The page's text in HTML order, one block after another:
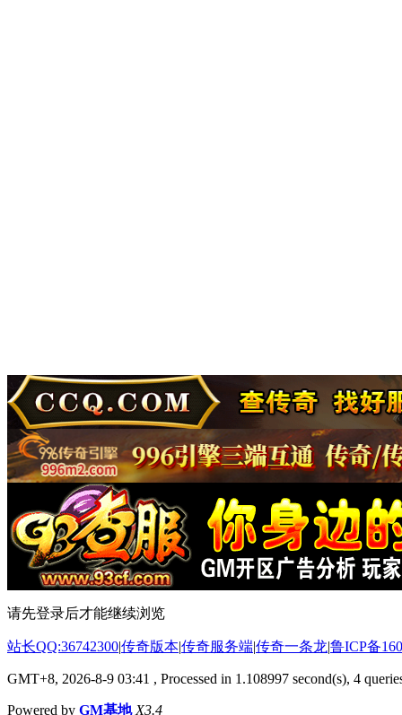
请先登录后才能继续浏览
站长QQ:36742300|传奇版本|传奇服务端|传奇一条龙|鲁ICP备
GMT+8, 2026-8-9 03:41 , Processed in 1.108997 second(s), 4
Powered by GM基地 X3.4